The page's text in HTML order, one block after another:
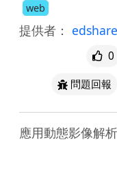
web
提供者： edshare
0
問題回報
應用動態影像解